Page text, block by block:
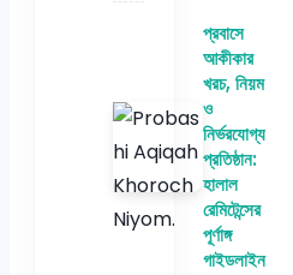
প্রবাসে
আকীকার
খরচ, নিয়ম
ও
নির্ভরযোগ্য
প্রতিষ্ঠান:
হালাল
রেমিটেন্সের
পূর্ণাঙ্গ
গাইডলাইন